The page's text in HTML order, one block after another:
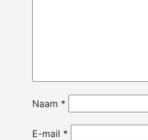
Naam *
E-mail *